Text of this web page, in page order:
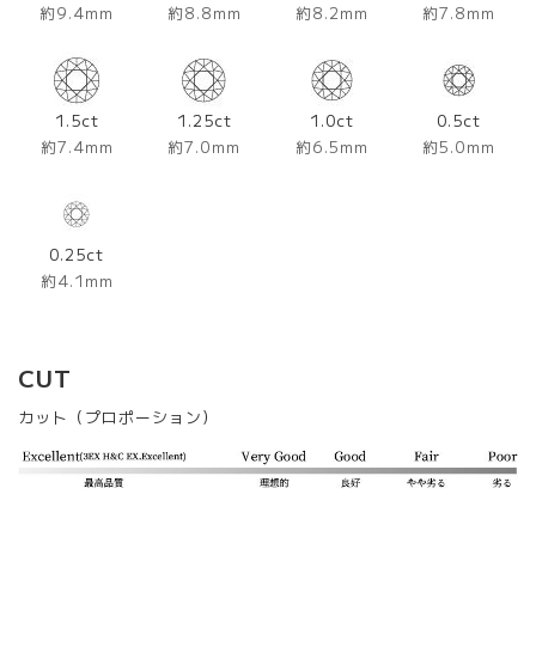
約9.4mm
約8.8mm
約8.2mm
約7.8mm
1.5ct
約7.4mm
1.25ct
約7.0mm
1.0ct
約6.5mm
0.5ct
約5.0mm
0.25ct
約4.1mm
CUT
カット（プロポーション）